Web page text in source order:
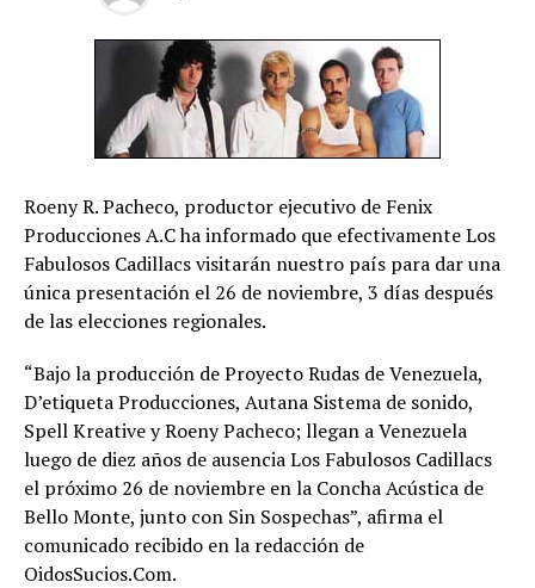
Roeny R. Pacheco, productor ejecutivo de Fenix
Producciones A.C ha informado que efectivamente Los
Fabulosos Cadillacs visitarán nuestro país para dar una
única presentación el 26 de noviembre, 3 días después
de las elecciones regionales.
“Bajo la producción de Proyecto Rudas de Venezuela,
D’etiqueta Producciones, Autana Sistema de sonido,
Spell Kreative y Roeny Pacheco; llegan a Venezuela
luego de diez años de ausencia Los Fabulosos Cadillacs
el próximo 26 de noviembre en la Concha Acústica de
Bello Monte, junto con Sin Sospechas”, afirma el
comunicado recibido en la redacción de
OidosSucios.Com.